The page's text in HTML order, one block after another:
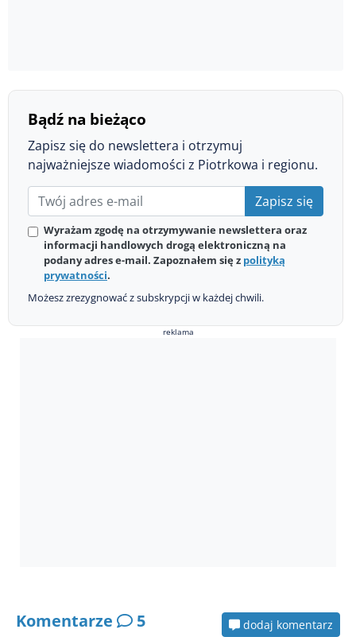
Bądź na bieżąco
Zapisz się do newslettera i otrzymuj
najważniejsze wiadomości z Piotrkowa i regionu.
Zapisz się
Wyrażam zgodę na otrzymywanie newslettera oraz
informacji handlowych drogą elektroniczną na
podany adres e-mail. Zapoznałem się z polityką
prywatności.
Możesz zrezygnować z subskrypcji w każdej chwili.
reklama
Komentarze 5 dodaj komentarz